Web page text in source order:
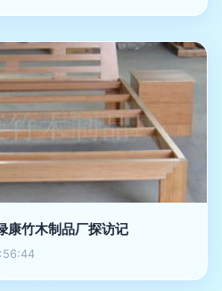
康竹木制品厂探访记